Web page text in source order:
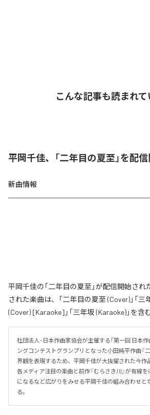
こんな記事も読まれて
平岡千佳、「二年目の夏至」を配
新曲情報
平岡千佳の「二年目の夏至」が配信開始さ
された楽曲は、「二年目の夏至 (Cover)」「三
(Cover) [Karaoke]」「三年坂 (Karaoke)」を含
社団法人･日本作曲家協会が主催する「第一回 日本作
ングコンテストグランプリとなった小田純平作曲『
界観を表現するため、平岡千佳が大抜擢された今作
各メディア注目の楽曲と前作『むらさき川』が有線
になるなど広がりをみせる平岡千佳の組み合わせと
る。